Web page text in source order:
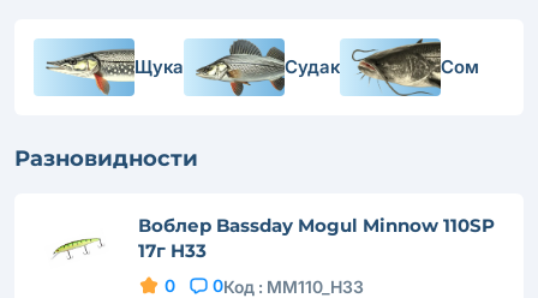
Щука Судак Сом
Разновидности
Воблер Bassday Mogul Minnow 110SP
17г H33
0 0Код : MM110_H33